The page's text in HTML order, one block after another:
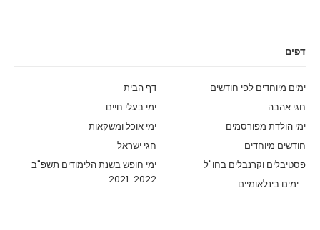
דפים
דף הבית
ימים מיוחדים לפי חודשים
ימי בעלי חיים
חגי אהבה
ימי אוכל ומשקאות
ימי הולדת מפורסמים
חגי ישראל
חודשים מיוחדים
ימי חופש בשנת הלימודים תשפ"ב
2021-2022
פסטיבלים וקרנבלים בחו"ל
ימים בינלאומיים